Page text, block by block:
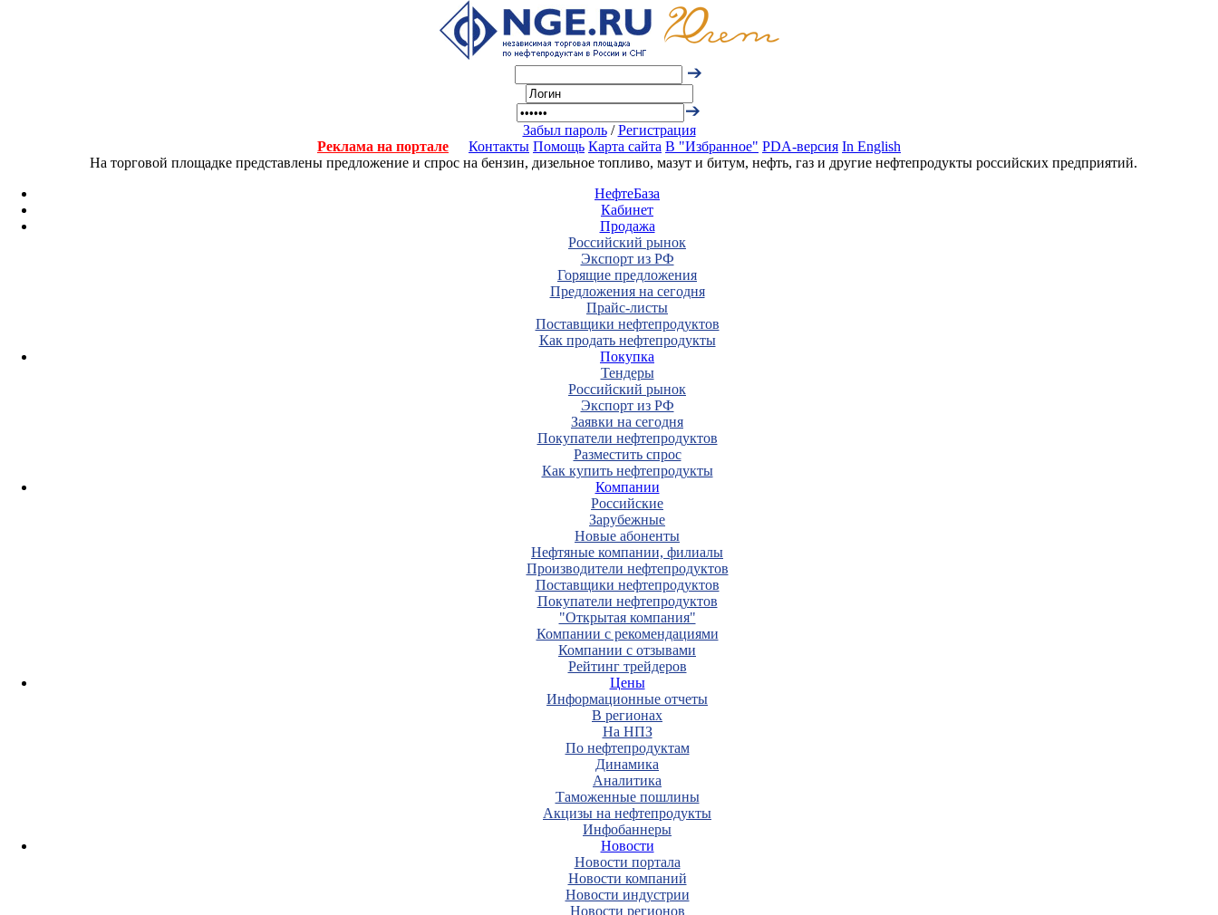
Забыл пароль/Регистрация
Реклама на портале
Контакты Помощь Карта сайта В "Избранное" PDA-версия In English
На торговой площадке представлены предложение и спрос на бензин, дизельное топливо, мазут и битум, нефть, газ и другие нефтепродукты российских предприятий.
НефтеБаза
Кабинет
Продажа
Российский рынок
Экспорт из РФ
Горящие предложения
Предложения на сегодня
Прайс-листы
Поставщики нефтепродуктов
Как продать нефтепродукты
Покупка
Тендеры
Российский рынок
Экспорт из РФ
Заявки на сегодня
Покупатели нефтепродуктов
Разместить спрос
Как купить нефтепродукты
Компании
Российские
Зарубежные
Новые абоненты
Нефтяные компании, филиалы
Производители нефтепродуктов
Поставщики нефтепродуктов
Покупатели нефтепродуктов
"Открытая компания"
Компании с рекомендациями
Компании с отзывами
Рейтинг трейдеров
Цены
Информационные отчеты
В регионах
На НПЗ
По нефтепродуктам
Динамика
Аналитика
Таможенные пошлины
Акцизы на нефтепродукты
Инфобаннеры
Новости
Новости портала
Новости компаний
Новости индустрии
Новости регионов